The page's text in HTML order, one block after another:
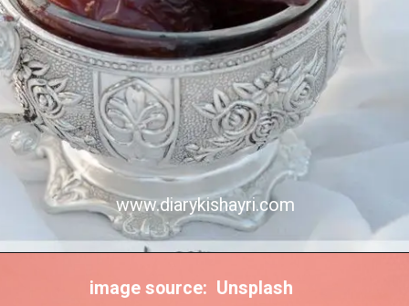
www.diarykishayri.com
image source: Unsplash